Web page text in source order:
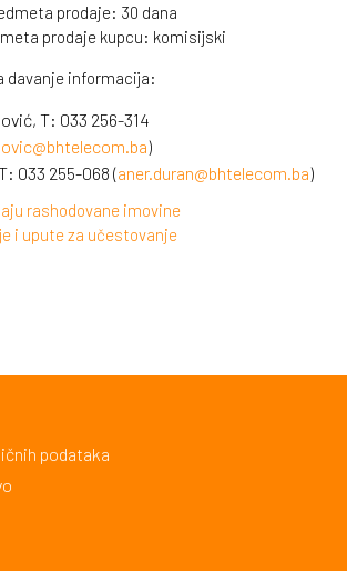
prodaje: 30 dana
prodaje kupcu: komisijski
davanje informacija:
T: 033 256-314
)
033 255-068 (aner.duran@bhtelecom.ba)
rashodovane imovine
i upute za učestovanje
podataka